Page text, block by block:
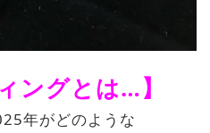
ングとは…】
年がどのような